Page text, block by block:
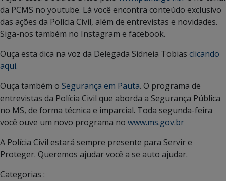
da PCMS no youtube. Lá você encontra conteúdo exclusivo
das ações da Polícia Civil, além de entrevistas e novidades.
Siga-nos também no Instagram e facebook.
Ouça esta dica na voz da Delegada Sidneia Tobias clicando
aqui.
Ouça também o Segurança em Pauta. O programa de
entrevistas da Polícia Civil que aborda a Segurança Pública
no MS, de forma técnica e imparcial. Toda segunda-feira
você ouve um novo programa no www.ms.gov.br
A Polícia Civil estará sempre presente para Servir e
Proteger. Queremos ajudar você a se auto ajudar.
Categorias :